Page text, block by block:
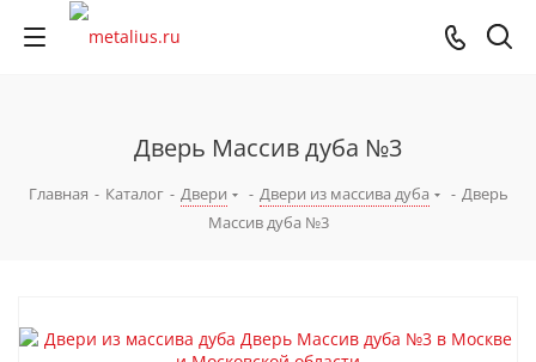
Дверь Массив дуба №3
Главная - Каталог - Двери - Двери из массива дуба - Дверь
Массив дуба №3